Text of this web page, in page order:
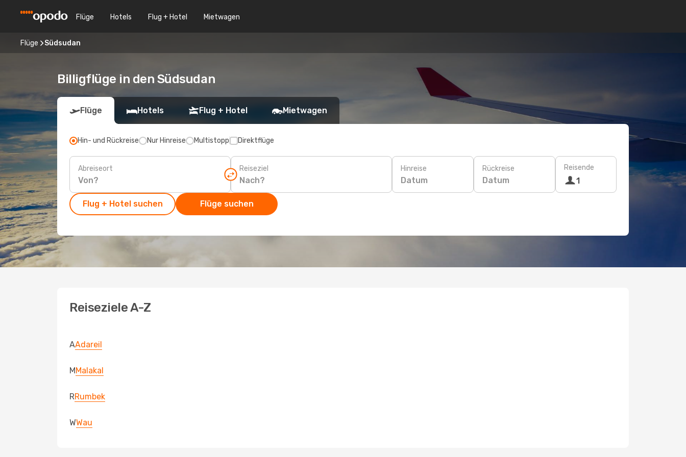
Flüge Hotels Flug + Hotel Mietwagen
Flüge Südsudan
Billigflüge in den Südsudan
Flüge Hotels Flug + Hotel Mietwagen
Hin- und Rückreise Nur Hinreise Multistopp Direktflüge
Abreiseort Reiseziel Hinreise
Datum
Rückreise
Datum
Reisende
1
Flug + Hotel suchen Flüge suchen
Reiseziele A-Z
AAdareil
MMalakal
RRumbek
WWau